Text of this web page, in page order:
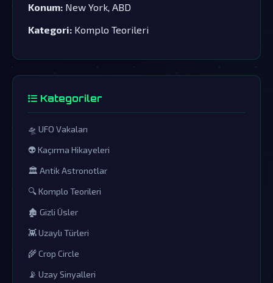
Konum: New York, ABD
Kategori: Komplo Teorileri
Kategoriler
🛸 UFO Vakaları
👽 Kaçırma Hikayeleri
🏛️ Antik Astronotlar
🔍 Komplo Teorileri
🏚️ Gizli Üsler
👾 Uzaylı Türleri
🌾 Crop Circle
📡 Uzay Sinyalleri